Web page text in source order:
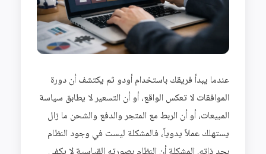
عندما يبدأ فريقك باستخدام أودو ثم يكتشف أن دورة
الموافقات لا تعكس الواقع، أو أن التسعير لا يطابق سياسة
المبيعات، أو أن الربط مع المتجر والدفع والشحن ما زال
يستهلك عملاً يدوياً، فالمشكلة ليست في وجود النظام